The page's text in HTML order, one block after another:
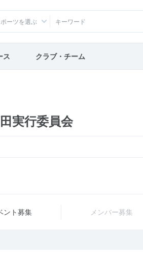
ーツを選ぶ
ス クラブ・チーム
実行委員会
ント募集 メンバー募集